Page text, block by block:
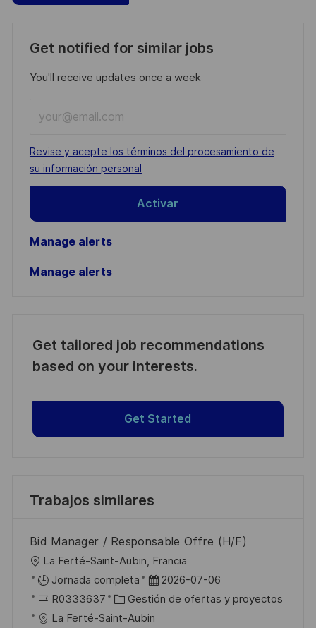
Get notified for similar jobs
You'll receive updates once a week
Email
address
(Required)
Required
Revise y acepte los términos del procesamiento de
su información personal
Activar
Manage alerts
Manage alerts
Get tailored job recommendations
based on your interests.
Get Started
Trabajos similares
Bid Manager / Responsable Offre (H/F)
U
b
c
La Ferté-Saint-Aubin, Francia
Jornada completa
F
e
c
2026-07-06
I
D
R0333637
C
a
Gestión de ofertas y proyectos
La Ferté-Saint-Aubin